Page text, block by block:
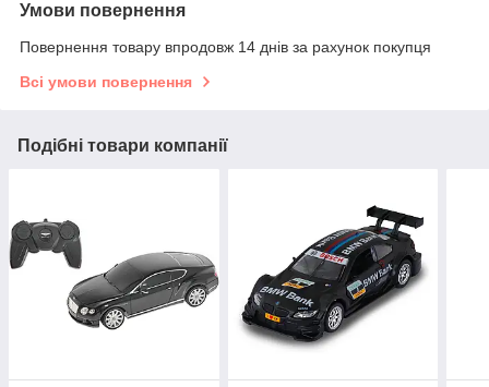
Умови повернення
Повернення товару впродовж 14 днів за рахунок покупця
Всі умови повернення
Подібні товари компанії